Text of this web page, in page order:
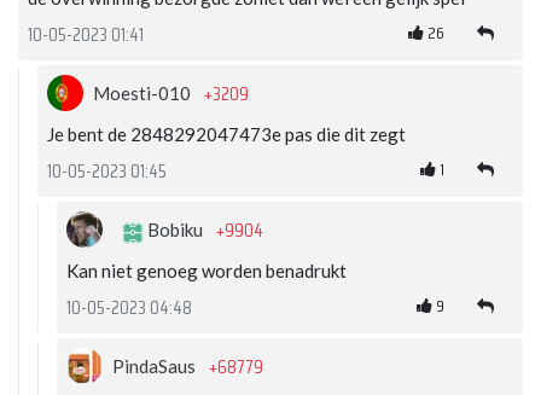
10-05-2023 01:41 26
Moesti-010 +3209
Je bent de 2848292047473e pas die dit zegt
10-05-2023 01:45 1
Bobiku +9904
Kan niet genoeg worden benadrukt
10-05-2023 04:48 9
PindaSaus +68779